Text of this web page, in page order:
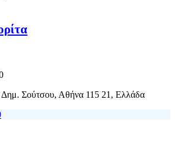
Σούτσου, Αθήνα 115 21, Ελλάδα